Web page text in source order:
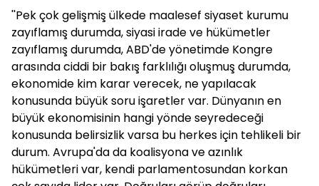
''Pek çok gelişmiş ülkede maalesef siyaset kurumu
zayıflamış durumda, siyasi irade ve hükümetler
zayıflamış durumda, ABD'de yönetimde Kongre
arasında ciddi bir bakış farklılığı oluşmuş durumda,
ekonomide kim karar verecek, ne yapılacak
konusunda büyük soru işaretler var. Dünyanın en
büyük ekonomisinin hangi yönde seyredeceği
konusunda belirsizlik varsa bu herkes için tehlikeli bir
durum. Avrupa'da da koalisyona ve azınlık
hükümetleri var, kendi parlamentosundan korkan